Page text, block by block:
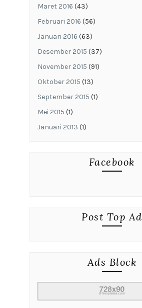
Maret 2016 (43)
Februari 2016 (56)
Januari 2016 (63)
Desember 2015 (37)
November 2015 (91)
Oktober 2015 (13)
September 2015 (1)
Mei 2015 (1)
Januari 2013 (1)
Facebook
Post Top Ad
Ads Block